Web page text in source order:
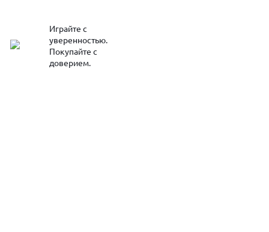
Играйте с
уверенностью.
Покупайте с
доверием.